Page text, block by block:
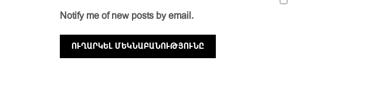
Notify me of new posts by email.